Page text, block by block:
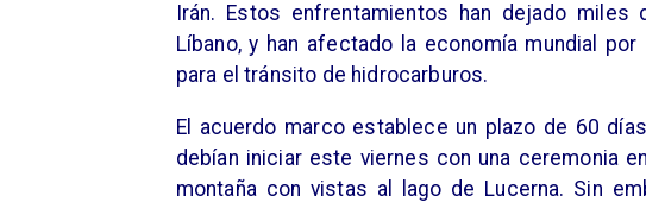
Irán. Estos enfrentamientos han dejado
Líbano, y han afectado la economía mundial
para el tránsito de hidrocarburos.
El acuerdo marco establece un plazo de 60
debían iniciar este viernes con una ceremonia
montaña con vistas al lago de Lucerna. Sin